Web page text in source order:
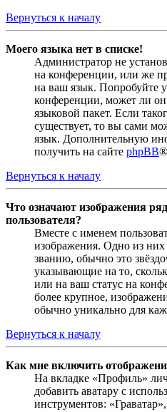
Вернуться к началу
Моего языка нет в списке!
Администратор не
на конференции, или же
на ваш язык. Попробуйте
конференции, может ли
языковой пакет. Если
существует, то вы сами
язык. Дополнительную
получить на сайте phpBB
Вернуться к началу
Что означают изображения
пользователя?
Вместе с именем
изображения. Одно из
званию, обычно это
указывающие на то,
или на ваш статус на
более крупное,
обычно уникально для
Вернуться к началу
Как мне включить
На вкладке «Профиль»
добавить аватару с
инструментов: